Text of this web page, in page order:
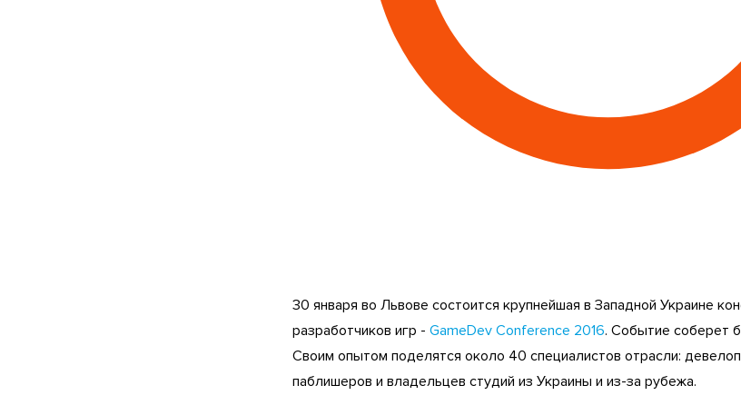
30 января во Львове состоится крупнейшая в Западной Украине
разработчиков игр - GameDev Conference 2016. Событие соберет
Своим опытом поделятся около 40 специалистов отрасли:
паблишеров и владельцев студий из Украины и из-за рубежа.